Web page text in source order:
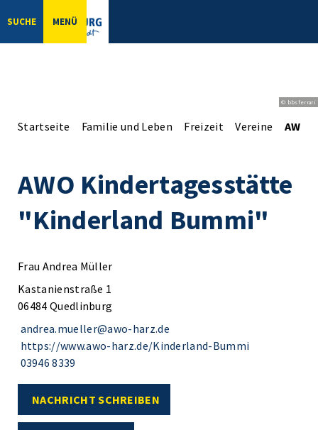
SUCHE MENÜ
© bbsferrari
Startseite Familie und Leben Freizeit Vereine AWO
AWO Kindertagesstätte
"Kinderland Bummi"
Frau Andrea Müller
Kastanienstraße 1
06484 Quedlinburg
andrea.mueller@awo-harz.de
https://www.awo-harz.de/Kinderland-Bummi
03946 8339
NACHRICHT SCHREIBEN